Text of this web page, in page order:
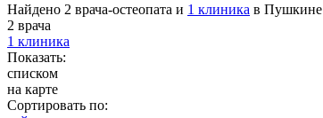
Найдено 2 врача-остеопата и 1 клиника в Пушкине
2 врача
1 клиника
Показать:
списком
на карте
Сортировать по: